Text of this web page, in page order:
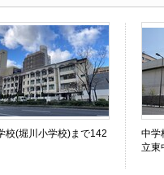
校(堀川小学校)まで142
中学
立東